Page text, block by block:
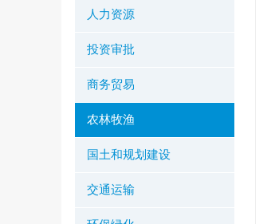
人力资源
投资审批
商务贸易
农林牧渔
国土和规划建设
交通运输